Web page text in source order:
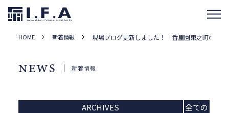
HOME 新着情報 現場ブログ更新しました！「香里園東之町の家」
NEWS 新着情報
ARCHIVES
全ての